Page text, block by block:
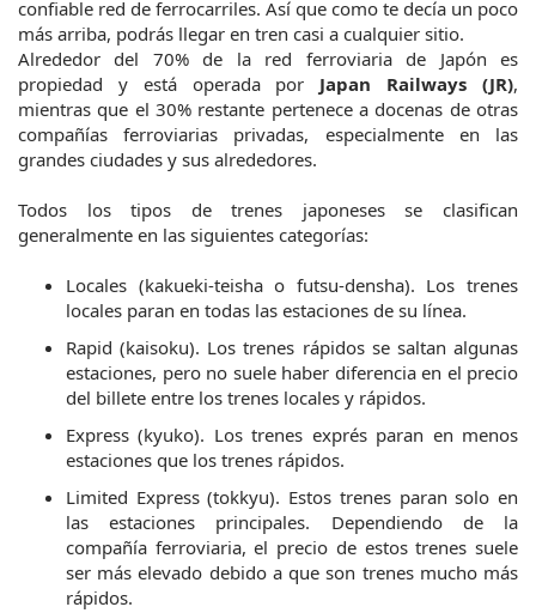
confiable red de ferrocarriles. Así que como te decía un poco
más arriba, podrás llegar en tren casi a cualquier sitio.
Alrededor del 70% de la red ferroviaria de Japón es
propiedad y está operada por Japan Railways (JR),
mientras que el 30% restante pertenece a docenas de otras
compañías ferroviarias privadas, especialmente en las
grandes ciudades y sus alrededores.
Todos los tipos de trenes japoneses se clasifican
generalmente en las siguientes categorías:
Locales (kakueki-teisha o futsu-densha). Los trenes
locales paran en todas las estaciones de su línea.
Rapid (kaisoku). Los trenes rápidos se saltan algunas
estaciones, pero no suele haber diferencia en el precio
del billete entre los trenes locales y rápidos.
Express (kyuko). Los trenes exprés paran en menos
estaciones que los trenes rápidos.
Limited Express (tokkyu). Estos trenes paran solo en
las estaciones principales. Dependiendo de la
compañía ferroviaria, el precio de estos trenes suele
ser más elevado debido a que son trenes mucho más
rápidos.